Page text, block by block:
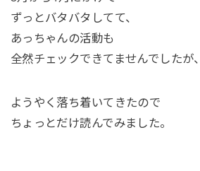
ずっとバタバタしてて、
あっちゃんの活動も
全然チェックできてませんでしたが、
ようやく落ち着いてきたので
ちょっとだけ読んでみました。